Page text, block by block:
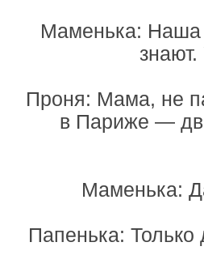
Маменька: Наша
Проня: Мама, не
в Париже —
Маменька:
Папенька: